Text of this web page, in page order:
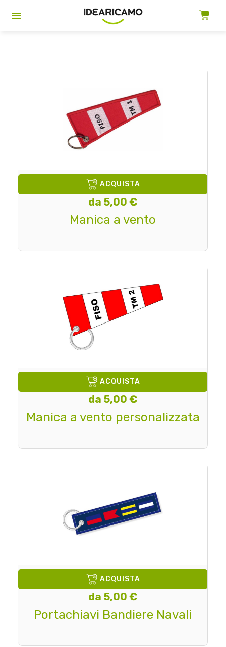
ACQUISTA
da 5,00 €
Manica a vento
ACQUISTA
da 5,00 €
Manica a vento personalizzata
ACQUISTA
da 5,00 €
Portachiavi Bandiere Navali